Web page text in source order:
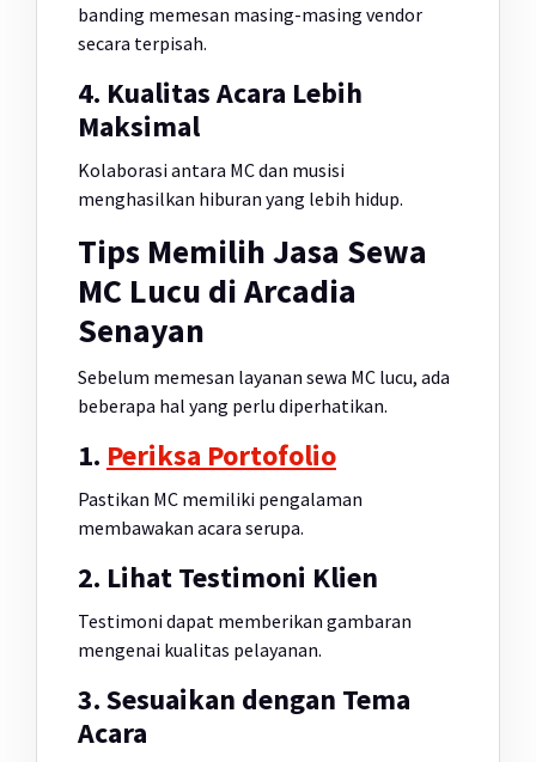
banding memesan masing-masing vendor
secara terpisah.
4. Kualitas Acara Lebih
Maksimal
Kolaborasi antara MC dan musisi
menghasilkan hiburan yang lebih hidup.
Tips Memilih Jasa Sewa
MC Lucu di Arcadia
Senayan
Sebelum memesan layanan sewa MC lucu, ada
beberapa hal yang perlu diperhatikan.
1. Periksa Portofolio
Pastikan MC memiliki pengalaman
membawakan acara serupa.
2. Lihat Testimoni Klien
Testimoni dapat memberikan gambaran
mengenai kualitas pelayanan.
3. Sesuaikan dengan Tema
Acara